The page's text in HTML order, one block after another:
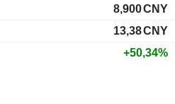
8,900CNY
13,38CNY
+50,34%